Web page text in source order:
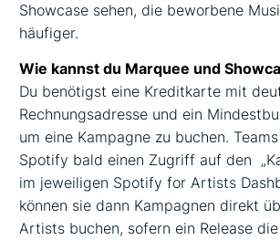
Showcase sehen, die beworbene
häufiger.
Wie kannst du Marquee und
Du benötigst eine Kreditkarte mit
Rechnungsadresse und ein
um eine Kampagne zu buchen.
Spotify bald einen Zugriff auf den
im jeweiligen Spotify for Artists
können sie dann Kampagnen direkt
Artists buchen, sofern ein Release